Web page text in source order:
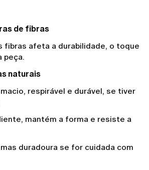
de fibras
fibras afeta a durabilidade, o toque
peça.
naturais
respirável e durável, se tiver
mantém a forma e resiste a
duradoura se for cuidada com